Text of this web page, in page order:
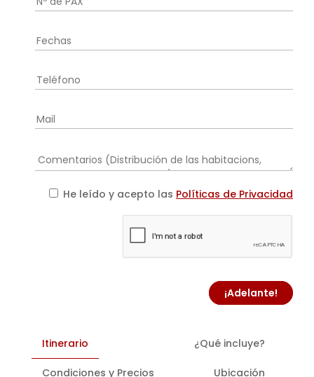
He leído y acepto las Políticas de Privacidad
¡Adelante!
Itinerario ¿Qué incluye?
Condiciones y Precios Ubicación